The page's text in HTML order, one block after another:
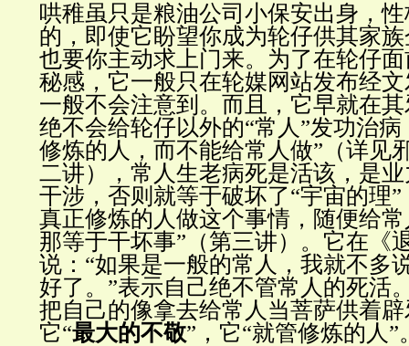
哄稚虽只是粮油公司小保安出身，
的，即使它盼望你成为轮仔供其家
也要你主动求上门来。为了在轮仔
秘感，它一般只在轮媒网站发布经
一般不会注意到。而且，它早就在
绝不会给轮仔以外的“常人”发功治
修炼的人，而不能给常人做”（详见
二讲），常人生老病死是活该，是
干涉，否则就等于破坏了“宇宙的理
真正修炼的人做这个事情，随便给
那等于干坏事”（第三讲）。它在《
说：“如果是一般的常人，我就不多
好了。”表示自己绝不管常人的死活
把自己的像拿去给常人当菩萨供着
它“最大的不敬”，它“就管修炼的人